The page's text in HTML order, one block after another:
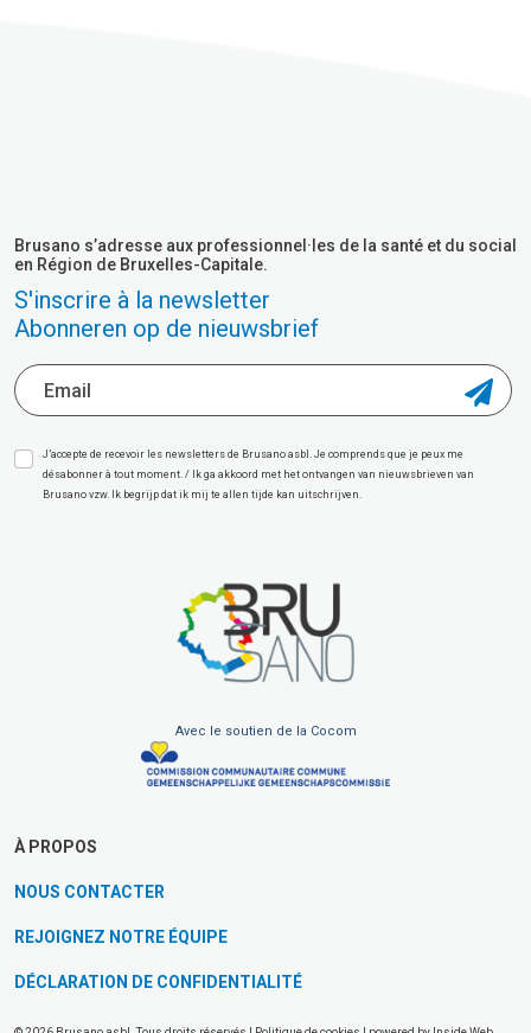
Brusano s’adresse aux professionnel·les de la santé et du social
en Région de Bruxelles-Capitale.
S'inscrire à la newsletter
Abonneren op de nieuwsbrief
J’accepte de recevoir les newsletters de Brusano asbl. Je comprends que je peux me
désabonner à tout moment. / Ik ga akkoord met het ontvangen van nieuwsbrieven van
Brusano vzw. Ik begrijp dat ik mij te allen tijde kan uitschrijven.
Avec le soutien de la Cocom
À PROPOS
NOUS CONTACTER
REJOIGNEZ NOTRE ÉQUIPE
DÉCLARATION DE CONFIDENTIALITÉ